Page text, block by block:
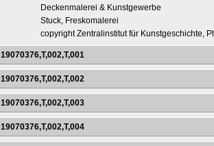
Deckenmalerei & Kunstgewerbe
Stuck, Freskomalerei
copyright Zentralinstitut für Kunstgeschichte,
19070376,T,002,T,001
19070376,T,002,T,002
19070376,T,002,T,003
19070376,T,002,T,004